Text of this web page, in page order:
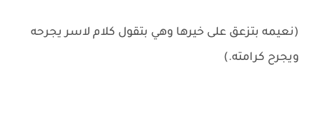
(نعيمه بتزعق على خيرها وهي بتقول كلام لاسر يجرحه
ويجرح كرامته.)